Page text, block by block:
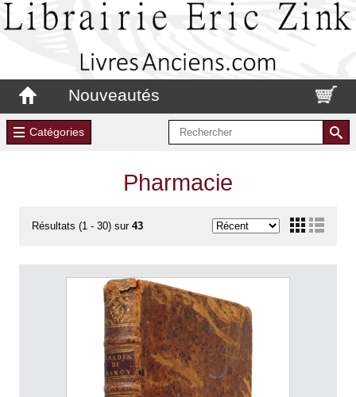
Nouveautés
Catégories
Pharmacie
Résultats (1 - 30) sur 43